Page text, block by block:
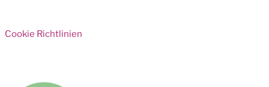
Cookie Richtlinien